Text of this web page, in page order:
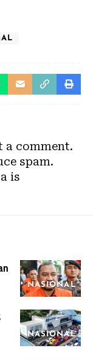
a comment.
spam.
is
NASIONAL
NASIONAL